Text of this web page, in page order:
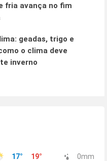
fria avança no fim
geadas, trigo e
o clima deve
inverno
17° 19° 0mm